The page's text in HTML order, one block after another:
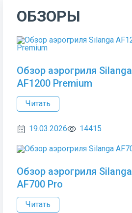
ОБЗОРЫ
Обзор аэрогриля Silanga
AF1200 Premium
Читать
19.03.2026 14415
Обзор аэрогриля Silanga
AF700 Pro
Читать